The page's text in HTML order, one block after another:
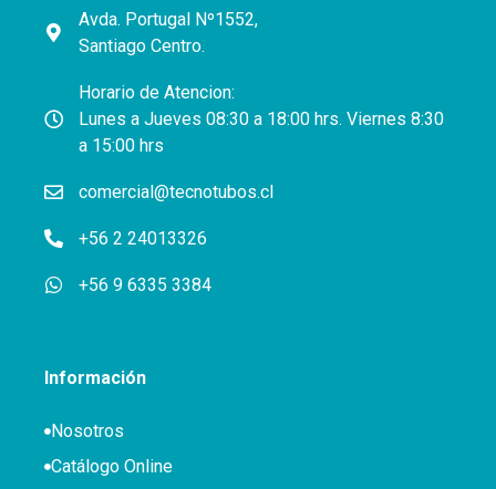
Avda. Portugal Nº1552,
Santiago Centro.
Horario de Atencion:
Lunes a Jueves 08:30 a 18:00 hrs. Viernes 8:30
a 15:00 hrs
comercial@tecnotubos.cl
+56 2 24013326
+56 9 6335 3384
Información
Nosotros
Catálogo Online